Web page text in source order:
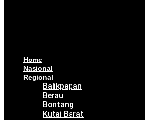
Home
Nasional
Regional
Balikpapan
Berau
Bontang
Kutai Barat